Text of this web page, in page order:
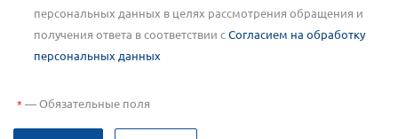
персональных данных в целях рассмотрения обращения и
получения ответа в соответствии сСогласием на обработку
персональных данных
*—Обязательные поля